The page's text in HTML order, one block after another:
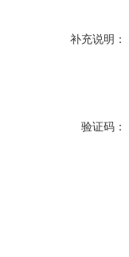
补充说明：
验证码：